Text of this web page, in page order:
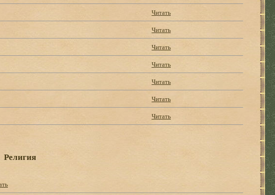
Читать
Читать
Читать
Читать
Читать
Читать
Читать
Религия